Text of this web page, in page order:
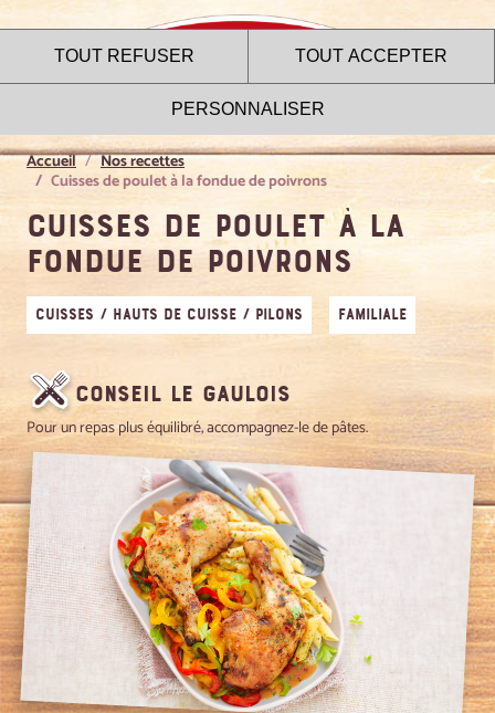
Accueil
Nos recettes
Cuisses de poulet à la fondue de poivrons
Cuisses de poulet à la
fondue de poivrons
Cuisses / Hauts de cuisse / Pilons Familiale
Conseil Le Gaulois
Pour un repas plus équilibré, accompagnez-le de pâtes.
Le site internet Le Gaulois
utilise des cookies !
Nous utilisons des cookies pour nous assurer du bon
présente sur chaque page de notre site. En autorisant ces
services tiers, vous acceptez le dépôt et la lecture de
cookies et l'utilisation de technologies de suivi nécessaires
à leur bon fonctionnement.
Charte de confidentialité
TOUT REFUSER TOUT ACCEPTER
PERSONNALISER